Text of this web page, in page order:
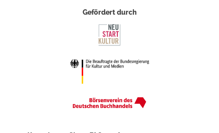
Gefördert durch